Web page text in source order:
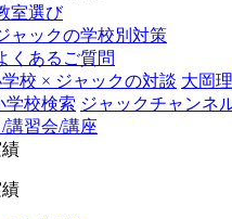
室選び
ャックの学校別対策
くあるご質問
校 × ジャックの対談 大岡
学校検索 ジャックチャンネ
講習会/講座